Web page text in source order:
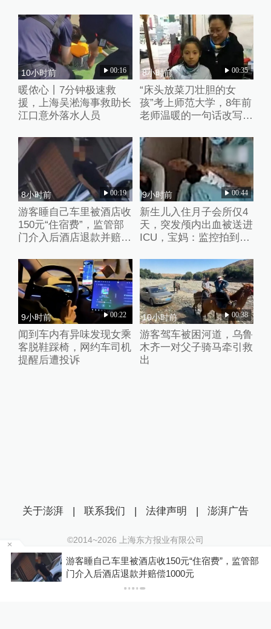
10小时前 00:16
暖侬心丨7分钟极速救
援，上海吴淞海事救助长
江口意外落水人员
8小时前 00:35
“床头放菜刀壮胆的女
孩”考上师范大学，8年前
老师温暖的一句话改写了
8小时前 00:19
游客睡自己车里被酒店收
150元“住宿费”，监管部
门介入后酒店退款并赔偿
9小时前 00:44
新生儿入住月子会所仅4
天，突发颅内出血被送进
ICU，宝妈：监控拍到护
9小时前 00:22
闻到车内有异味发现女乘
客脱鞋踩椅，网约车司机
提醒后遭投诉
10小时前 00:38
游客驾车被困河道，乌鲁
木齐一对父子骑马牵引救
出
游客睡自己车里被酒店收150元“住宿费”，监管部
门介入后酒店退款并赔偿1000元
关于澎湃 | 联系我们 | 法律声明 | 澎湃广告
©2014~2026 上海东方报业有限公司
沪ICP证：沪B2-20170116 | 沪ICP备14003370号
互联网新闻信息服务许可证：31120170006
沪公网安备 31010602000299号